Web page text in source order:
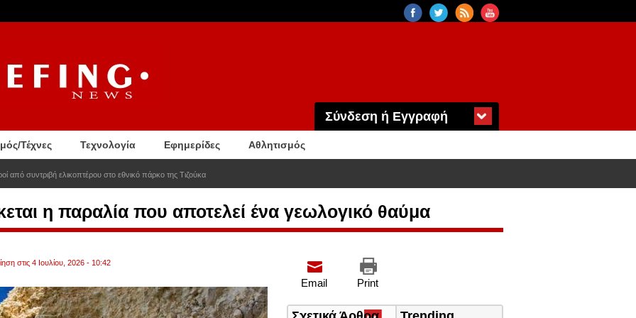
Σύνδεση ή Εγγραφή
Τέχνες Τεχνολογία Εφημερίδες Αθλητισμός
από συντριβή ελικοπτέρου στο εθνικό πάρκο της Τιζούκα
η παραλία που αποτελεί ένα γεωλογικό θαύμα
στις 4 Ιουλίου, 2026 - 10:42
Print
Email